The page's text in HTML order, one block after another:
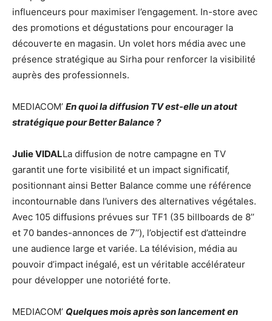
influenceurs pour maximiser l’engagement. In-store avec
des promotions et dégustations pour encourager la
découverte en magasin. Un volet hors média avec une
présence stratégique au Sirha pour renforcer la visibilité
auprès des professionnels.
MEDIACOM’ En quoi la diffusion TV est-elle un atout
stratégique pour Better Balance ?
Julie VIDALLa diffusion de notre campagne en TV
garantit une forte visibilité et un impact significatif,
positionnant ainsi Better Balance comme une référence
incontournable dans l’univers des alternatives végétales.
Avec 105 diffusions prévues sur TF1 (35 billboards de 8’’
et 70 bandes-annonces de 7’’), l’objectif est d’atteindre
une audience large et variée. La télévision, média au
pouvoir d’impact inégalé, est un véritable accélérateur
pour développer une notoriété forte.
MEDIACOM’ Quelques mois après son lancement en